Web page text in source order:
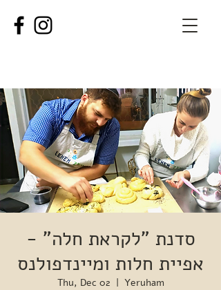
סדנת "לקראת חלה" -
אפיית חלות ומיינדפולנס
Thu, Dec 02
  |
Yeruham